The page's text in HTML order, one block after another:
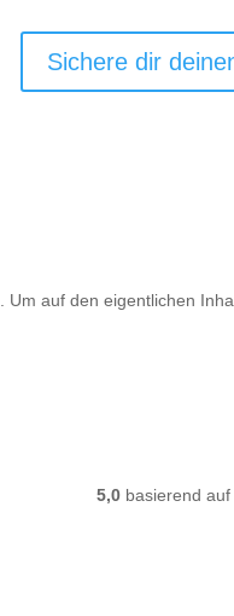
Sichere dir
. Um auf den eigentlichen
5,0 basierend auf